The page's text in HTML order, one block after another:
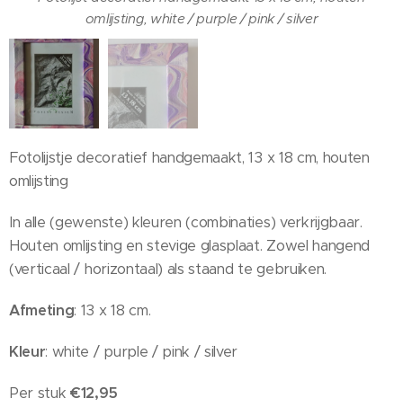
omlijsting, white / purple / pink / silver
Fotolijstje decoratief handgemaakt 13 x 18 cm, houten
omlijsting, white / purple / pink / silver
Fotolijstje decoratief handgemaakt, 13 x 18 cm, houten
omlijsting
In alle (gewenste) kleuren (combinaties) verkrijgbaar.
Houten omlijsting en stevige glasplaat. Zowel hangend
(verticaal / horizontaal) als staand te gebruiken.
Afmeting: 13 x 18 cm.
Kleur: white / purple / pink / silver
Per stuk€12,95